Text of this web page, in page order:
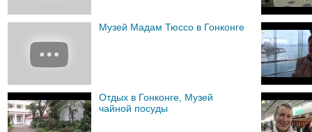
Музей Мадам Тюссо в Гонконге
Отдых в Гонконге, Музей
чайной посуды